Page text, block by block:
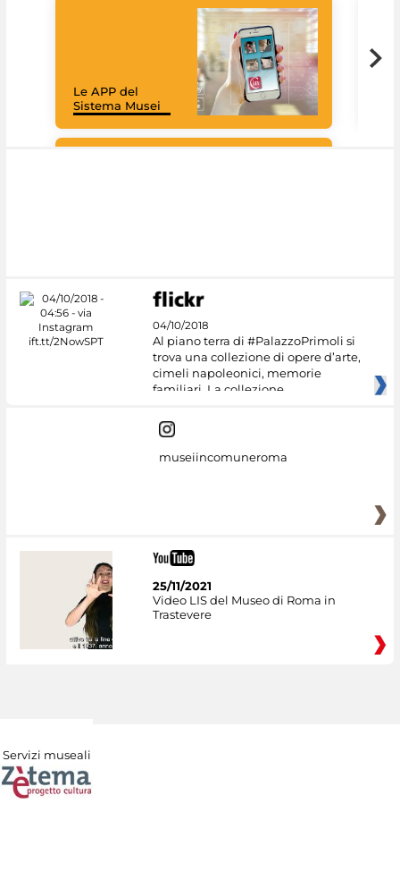
Le APP del
Sistema Musei
04/10/2018
Al piano terra di #PalazzoPrimoli si
trova una collezione di opere d’arte,
cimeli napoleonici, memorie
familiari. La collezione
museiincomuneroma
25/11/2021
Video LIS del Museo di Roma in
Trastevere
Servizi museali